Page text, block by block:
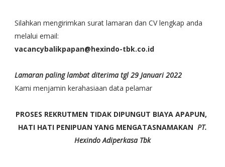
Silahkan mengirimkan surat lamaran dan CV lengkap anda
melalui email:
vacancybalikpapan@hexindo-tbk.co.id
Lamaran paling lambat diterima tgl 29 Januari 2022
Kami menjamin kerahasiaan data pelamar
PROSES REKRUTMEN TIDAK DIPUNGUT BIAYA APAPUN,
HATI HATI PENIPUAN YANG MENGATASNAMAKAN PT.
Hexindo Adiperkasa Tbk